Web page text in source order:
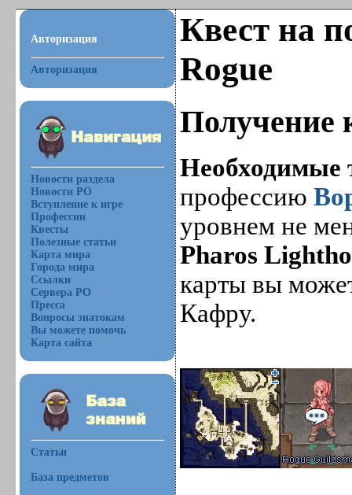
Авторизация
Авторизация
Новости раздела
Новости РО
Вступление к игре
Профессии
Квесты
Полезные статьи
Карта мира
Города мира
Ссылки
Сервера РО
Пресса
Вопросы знатокам
Вы можете помочь
Карта сайта
Статьи
База предметов
Квест на
Rogue
Получение
Необходимые
профессию
уровнем не
Pharos
карты вы
Кафру.